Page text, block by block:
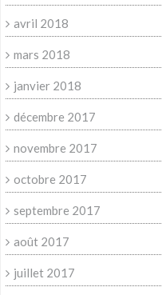
avril 2018
mars 2018
janvier 2018
décembre 2017
novembre 2017
octobre 2017
septembre 2017
août 2017
juillet 2017